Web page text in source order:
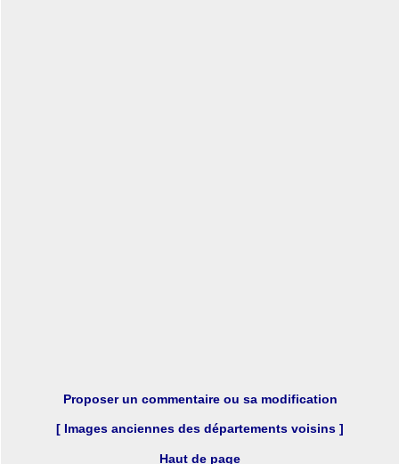
Proposer un commentaire ou sa modification
[ Images anciennes des départements voisins ]
Haut de page